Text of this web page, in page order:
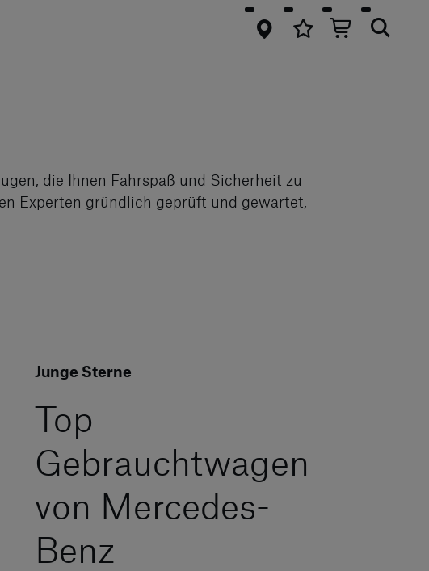
die Ihnen Fahrspaß und Sicherheit zu
Experten gründlich geprüft und gewartet,
Junge Sterne
Top
Gebrauchtwagen
von Mercedes-
Benz